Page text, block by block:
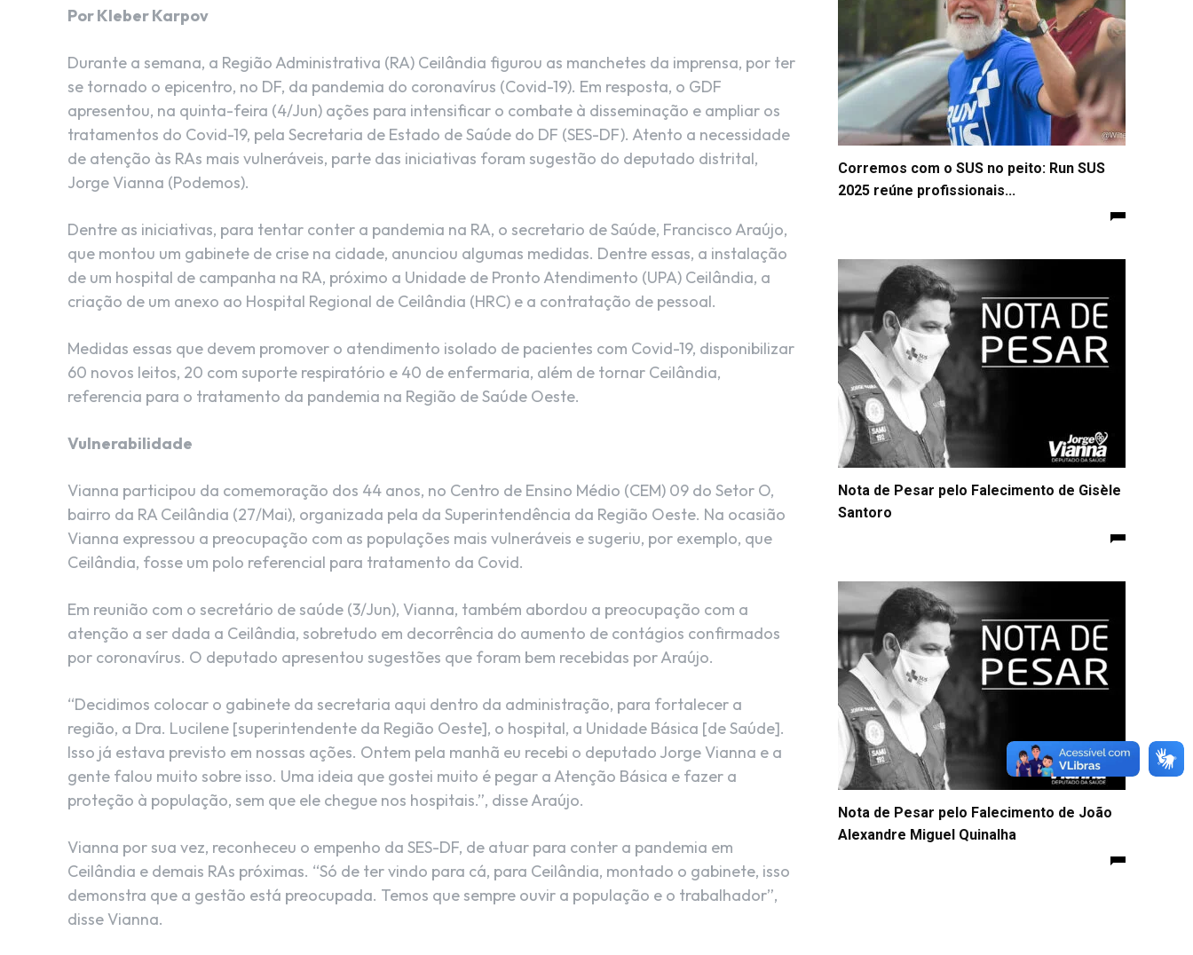
Por Kleber Karpov
Durante a semana, a Região Administrativa (RA) Ceilândia figurou as manchetes da imprensa, por ter
se tornado o epicentro, no DF, da pandemia do coronavírus (Covid-19). Em resposta, o GDF
apresentou, na quinta-feira (4/Jun) ações para intensificar o combate à disseminação e ampliar os
tratamentos do Covid-19, pela Secretaria de Estado de Saúde do DF (SES-DF). Atento a necessidade
de atenção às RAs mais vulneráveis, parte das iniciativas foram sugestão do deputado distrital,
Jorge Vianna (Podemos).
Dentre as iniciativas, para tentar conter a pandemia na RA, o secretario de Saúde, Francisco Araújo,
que montou um gabinete de crise na cidade, anunciou algumas medidas. Dentre essas, a instalação
de um hospital de campanha na RA, próximo a Unidade de Pronto Atendimento (UPA) Ceilândia, a
criação de um anexo ao Hospital Regional de Ceilândia (HRC) e a contratação de pessoal.
Medidas essas que devem promover o atendimento isolado de pacientes com Covid-19, disponibilizar
60 novos leitos, 20 com suporte respiratório e 40 de enfermaria, além de tornar Ceilândia,
referencia para o tratamento da pandemia na Região de Saúde Oeste.
Vulnerabilidade
Vianna participou da comemoração dos 44 anos, no Centro de Ensino Médio (CEM) 09 do Setor O,
bairro da RA Ceilândia (27/Mai), organizada pela da Superintendência da Região Oeste. Na ocasião
Vianna expressou a preocupação com as populações mais vulneráveis e sugeriu, por exemplo, que
Ceilândia, fosse um polo referencial para tratamento da Covid.
Em reunião com o secretário de saúde (3/Jun), Vianna, também abordou a preocupação com a
atenção a ser dada a Ceilândia, sobretudo em decorrência do aumento de contágios confirmados
por coronavírus. O deputado apresentou sugestões que foram bem recebidas por Araújo.
“Decidimos colocar o gabinete da secretaria aqui dentro da administração, para fortalecer a
região, a Dra. Lucilene [superintendente da Região Oeste], o hospital, a Unidade Básica [de Saúde].
Isso já estava previsto em nossas ações. Ontem pela manhã eu recebi o deputado Jorge Vianna e a
gente falou muito sobre isso. Uma ideia que gostei muito é pegar a Atenção Básica e fazer a
proteção à população, sem que ele chegue nos hospitais.”, disse Araújo.
Vianna por sua vez, reconheceu o empenho da SES-DF, de atuar para conter a pandemia em
Ceilândia e demais RAs próximas. “Só de ter vindo para cá, para Ceilândia, montado o gabinete, isso
demonstra que a gestão está preocupada. Temos que sempre ouvir a população e o trabalhador”,
disse Vianna.
Corremos com o SUS no peito: Run SUS
2025 reúne profissionais...
Nota de Pesar pelo Falecimento de Gisèle
Santoro
Nota de Pesar pelo Falecimento de João
Alexandre Miguel Quinalha